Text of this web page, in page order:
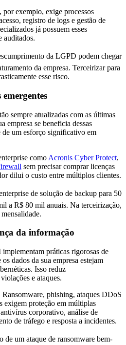
, por exemplo, exige processos
registro de logs e gestão de
já possuem esses
auditados.
da LGPD podem chegar
da empresa. Terceirizar para
esse risco.
emergentes
sempre atualizadas com as últimas
empresa se beneficia dessas
de um esforço significativo em
como Acronis Cyber Protect,
sem precisar comprar licenças
dilui o custo entre múltiplos clientes.
de solução de backup para 50
a R$ 80 mil anuais. Na terceirização,
da informação
práticas rigorosas de
dados da sua empresa estejam
Isso reduz
e ataques.
Ransomware, phishing, ataques DDoS
exigem proteção em múltiplas
corporativo, análise de
de tráfego e resposta a incidentes.
de um ataque de ransomware bem-